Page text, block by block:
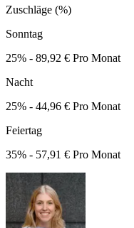
Zuschläge (%)
Sonntag
25% - 89,92 € Pro Monat
Nacht
25% - 44,96 € Pro Monat
Feiertag
35% - 57,91 € Pro Monat